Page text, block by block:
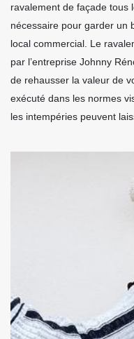
ravalement de façade tous
nécessaire pour garder un
local commercial. Le
par l’entreprise Johnny
de rehausser la valeur de
exécuté dans les normes
les intempéries peuvent